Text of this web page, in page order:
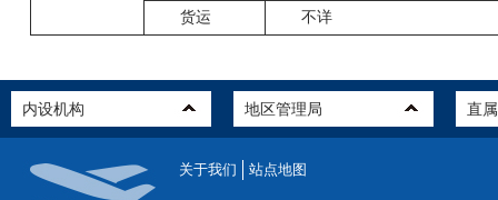
货运 不详
关于我们 站点地图